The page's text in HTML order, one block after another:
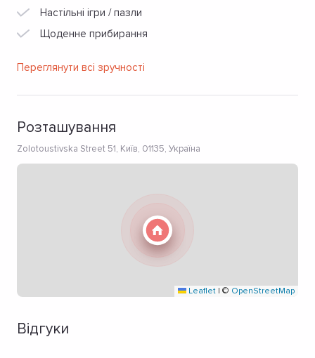
Настільні ігри / пазли
Щоденне прибирання
Переглянути всі зручності
Розташування
Zolotoustivska Street 51, Київ, 01135, Україна
Leaflet | © OpenStreetMap
Відгуки